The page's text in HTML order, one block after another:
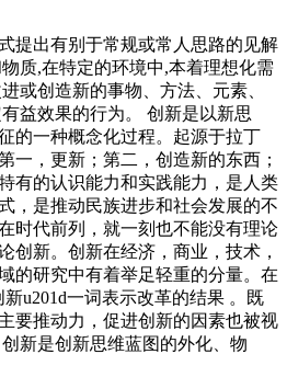
提出有别于常规或常人思路的见解
质,在特定的环境中,本着理想化需
或创造新的事物、方法、元素、
益效果的行为。 创新是以新思
的一种概念化过程。起源于拉丁
一，更新；第二，创造新的东西；
有的认识能力和实践能力，是人类
，是推动民族进步和社会发展的不
时代前列，就一刻也不能没有理论
创新。创新在经济，商业，技术，
的研究中有着举足轻重的分量。在
u201d一词表示改革的结果 。既
要推动力，促进创新的因素也被视
新是创新思维蓝图的外化、物